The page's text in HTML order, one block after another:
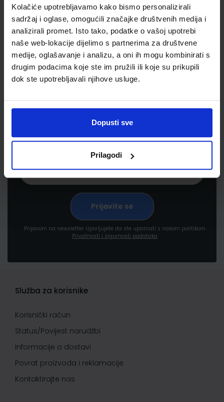
Kolačiće upotrebljavamo kako bismo personalizirali
sadržaj i oglase, omogućili značajke društvenih medija i
analizirali promet. Isto tako, podatke o vašoj upotrebi
naše web-lokacije dijelimo s partnerima za društvene
medije, oglašavanje i analizu, a oni ih mogu kombinirati s
drugim podacima koje ste im pružili ili koje su prikupili
dok ste upotrebljavali njihove usluge.
Dopusti sve
Prilagodi
Newsletter prijava
Prijavite se kako bi primali informacije o novim
pogodnostima
Prijavom na newsletter izjavljujete da ste upoznati s našom politikom
Privatnosti i sigurnosti podataka
Služba za korisnike
Korisnički račun
Status/Povijest narudžbi
Informacije o dostavi
Povrat proizvoda i reklamacije
Kontaktirajte nas